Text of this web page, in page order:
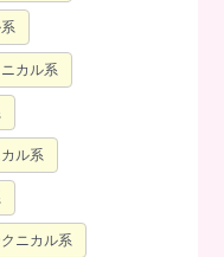
カル系
ル系
ニカル系